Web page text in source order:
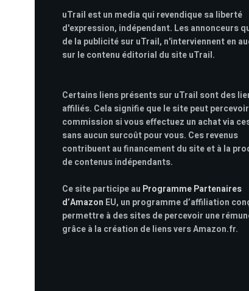
uTrail est un media qui revendique sa liberté
d'expression, indépendant. Les annonceurs
de la publicité sur uTrail, n'interviennent en
sur le contenu éditorial du site uTrail.
Certains liens présents sur uTrail sont des
affiliés. Cela signifie que le site peut
commission si vous effectuez un achat via
sans aucun surcoût pour vous. Ces revenus
contribuent au financement du site et à la
de contenus indépendants.
Ce site participe au Programme Partenaires
d’Amazon EU, un programme d’affiliation
permettre à des sites de percevoir une
grâce à la création de liens vers Amazon.fr.